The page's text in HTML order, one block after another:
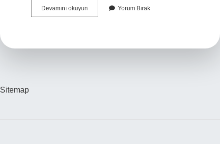
Devamını okuyun Aşağıdakilerden
Hangisi
Yorum Bırak
Sitemap